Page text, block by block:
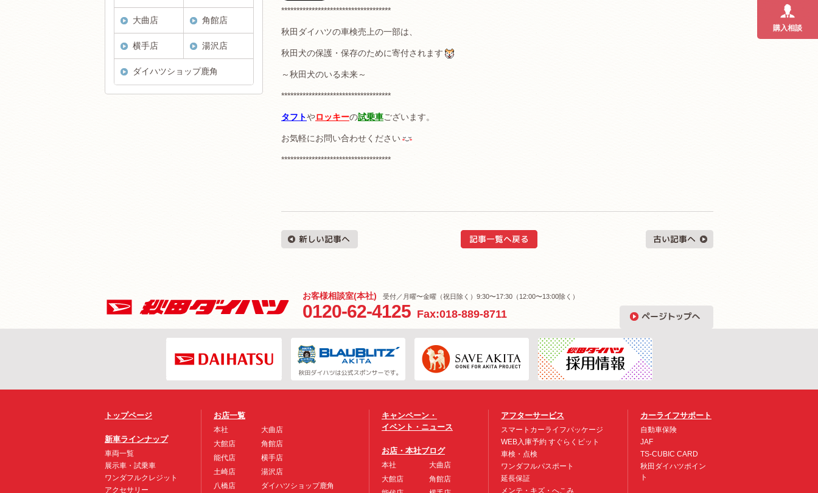
************************************
秋田ダイハツの車検売上の一部は、
秋田犬の保護・保存のために寄付されます
～秋田犬のいる未来～
************************************
タフトやロッキーの試乗車ございます。
お気軽にお問い合わせください
************************************
大曲店 角館店
横手店 湯沢店
ダイハツショップ鹿角
お客様相談室(本社) 受付／月曜〜金曜（祝日除く）9:30〜17:30（12:00〜13:00除く）
0120-62-4125 Fax:018-889-8711
トップページ
新車ラインナップ
車両一覧
展示車・試乗車
ワンダフルクレジット
アクセサリー
お店一覧
本社
大館店
能代店
土崎店
八橋店
大曲店
角館店
横手店
湯沢店
ダイハツショップ鹿角
キャンペーン・
イベント・ニュース
お店・本社ブログ
本社
大館店
大曲店
角館店
アフターサービス
スマートカーライフパッケージ
WEB入庫予約 すぐらくピット
車検・点検
ワンダフルパスポート
延長保証
メンテ・キズ・へこみ
カーライフサポート
自動車保険
JAF
TS-CUBIC CARD
秋田ダイハツポイン
ト
購入相談